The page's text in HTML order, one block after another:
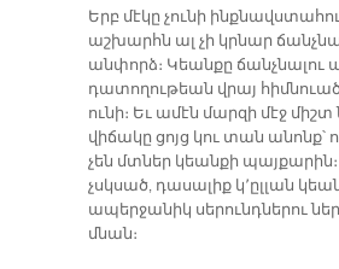
Երբ մէկը չունի
աշխարհն ալ չի կրնար
անփորձ։ Կեանքը
դատողութեան վրայ
ունի։ Եւ ամէն մարզի մէջ
վիճակը ցոյց կու տան
չեն մտներ կեանքի
չսկսած, դասալիք կ՚ըլլան
ապերջանիկ սերունդներու
մնան։